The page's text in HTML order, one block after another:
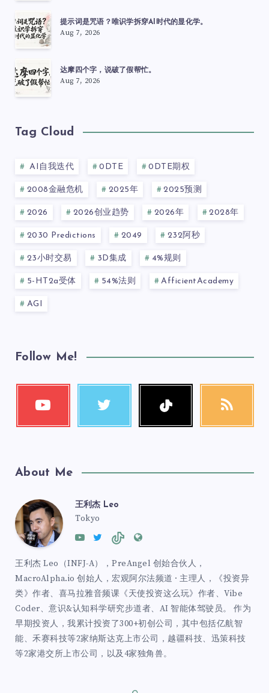
提示词是咒语？唯识学拆穿AI时代的显化学。
Aug 7, 2026
达摩四个字，说破了假帮忙。
Aug 7, 2026
Tag Cloud
AI自我迭代 0DTE 0DTE期权
2008金融危机 2025年 2025预测
2026 2026创业趋势 2026年 2028年
2030 Predictions 2049 232阿秒
23小时交易 3D集成 4%规则
5-HT2a受体 54%法则 AfficientAcademy
AGI
Follow Me!
About Me
王利杰 Leo
Tokyo
王利杰 Leo（INFJ-A），PreAngel 创始合伙人，
MacroAlpha.io 创始人，宏观阿尔法频道 · 主理人，《投资异
类》作者、喜马拉雅音频课《天使投资这么玩》作者、Vibe
Coder、意识&认知科学研究步道者、AI 智能体驾驶员。 作为
早期投资人，我累计投资了300+初创公司，其中包括亿航智
能、禾赛科技等2家纳斯达克上市公司，越疆科技、迅策科技
等2家港交所上市公司，以及4家独角兽。